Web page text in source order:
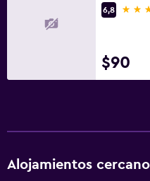
6,8
3
$90
Alojamientos